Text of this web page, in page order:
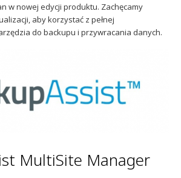
w nowej edycji produktu. Zachęcamy
aby korzystać z pełnej
do backupu i przywracania danych.
MultiSite Manager